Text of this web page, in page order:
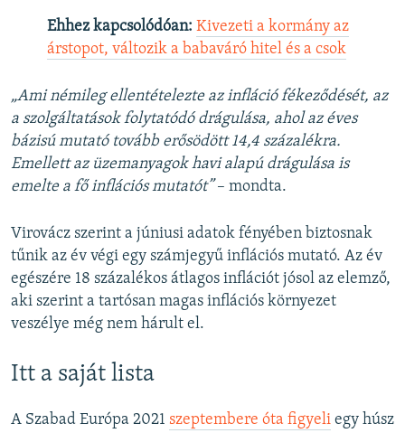
Ehhez kapcsolódóan: Kivezeti a kormány az
árstopot, változik a babaváró hitel és a csok
„Ami némileg ellentételezte az infláció fékeződését, az
a szolgáltatások folytatódó drágulása, ahol az éves
bázisú mutató tovább erősödött 14,4 százalékra.
Emellett az üzemanyagok havi alapú drágulása is
emelte a fő inflációs mutatót”– mondta.
Virovácz szerint a júniusi adatok fényében biztosnak
tűnik az év végi egy számjegyű inflációs mutató. Az év
egészére 18 százalékos átlagos inflációt jósol az elemző,
aki szerint a tartósan magas inflációs környezet
veszélye még nem hárult el.
Itt a saját lista
A Szabad Európa 2021 szeptembere óta figyeli egy húsz